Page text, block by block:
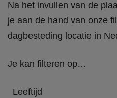
Na het invullen van de
je aan de hand van onze
dagbesteding locatie in
Je kan filteren op…
Leeftijd